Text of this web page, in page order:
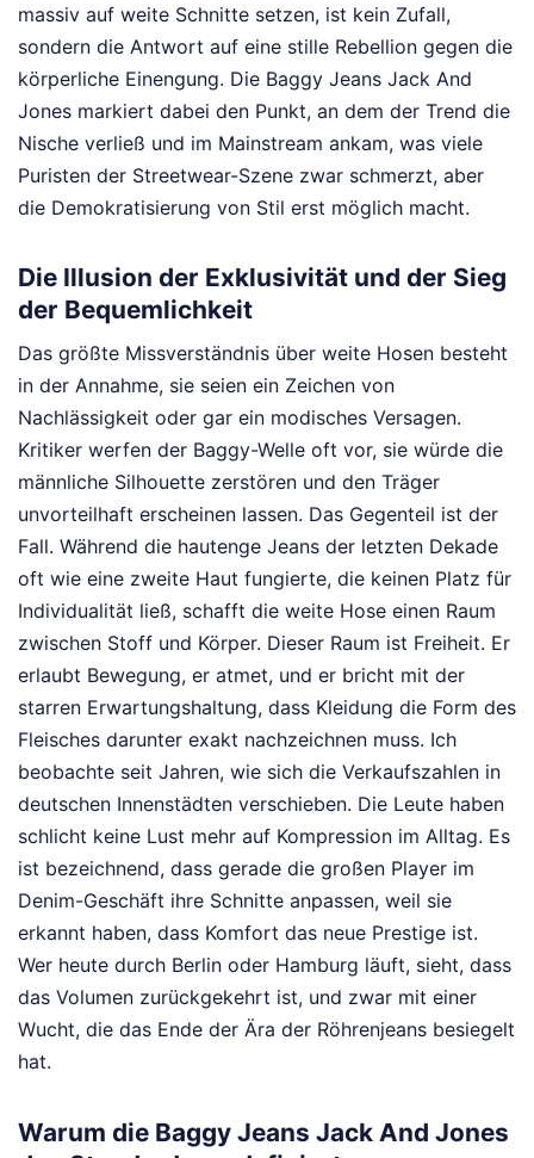
massiv auf weite Schnitte setzen, ist kein Zufall,
sondern die Antwort auf eine stille Rebellion gegen die
körperliche Einengung. Die Baggy Jeans Jack And
Jones markiert dabei den Punkt, an dem der Trend die
Nische verließ und im Mainstream ankam, was viele
Puristen der Streetwear-Szene zwar schmerzt, aber
die Demokratisierung von Stil erst möglich macht.
Die Illusion der Exklusivität und der Sieg
der Bequemlichkeit
Das größte Missverständnis über weite Hosen besteht
in der Annahme, sie seien ein Zeichen von
Nachlässigkeit oder gar ein modisches Versagen.
Kritiker werfen der Baggy-Welle oft vor, sie würde die
männliche Silhouette zerstören und den Träger
unvorteilhaft erscheinen lassen. Das Gegenteil ist der
Fall. Während die hautenge Jeans der letzten Dekade
oft wie eine zweite Haut fungierte, die keinen Platz für
Individualität ließ, schafft die weite Hose einen Raum
zwischen Stoff und Körper. Dieser Raum ist Freiheit. Er
erlaubt Bewegung, er atmet, und er bricht mit der
starren Erwartungshaltung, dass Kleidung die Form des
Fleisches darunter exakt nachzeichnen muss. Ich
beobachte seit Jahren, wie sich die Verkaufszahlen in
deutschen Innenstädten verschieben. Die Leute haben
schlicht keine Lust mehr auf Kompression im Alltag. Es
ist bezeichnend, dass gerade die großen Player im
Denim-Geschäft ihre Schnitte anpassen, weil sie
erkannt haben, dass Komfort das neue Prestige ist.
Wer heute durch Berlin oder Hamburg läuft, sieht, dass
das Volumen zurückgekehrt ist, und zwar mit einer
Wucht, die das Ende der Ära der Röhrenjeans besiegelt
hat.
Warum die Baggy Jeans Jack And Jones